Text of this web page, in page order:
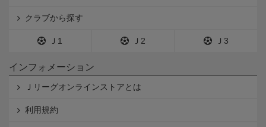
クラブから探す
Ｊ1 Ｊ2 Ｊ3
インフォメーション
Ｊリーグオンラインストアとは
利用規約